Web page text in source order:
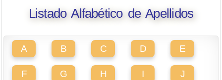
Listado Alfabético de Apellidos
A B C D E
F G H I J